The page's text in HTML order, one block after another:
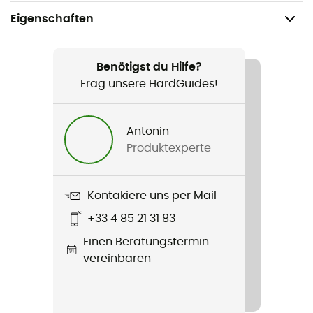
Eigenschaften
Terrex Multi 2.5 Layer Climaproof Rain Jacket
Konstruktion
Wasserdichtigkeit
Benötigst du Hilfe?
Frag unsere HardGuides!
Antonin
Produktexperte
Kontakiere uns per Mail
+33 4 85 21 31 83
Einen Beratungstermin
vereinbaren